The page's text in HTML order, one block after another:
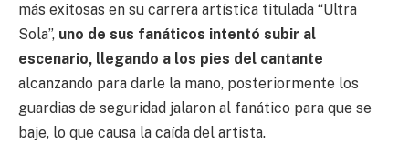
más exitosas en su carrera artística titulada “Ultra
Sola”, uno de sus fanáticos intentó subir al
escenario, llegando a los pies del cantante
alcanzando para darle la mano, posteriormente los
guardias de seguridad jalaron al fanático para que se
baje, lo que causa la caída del artista.